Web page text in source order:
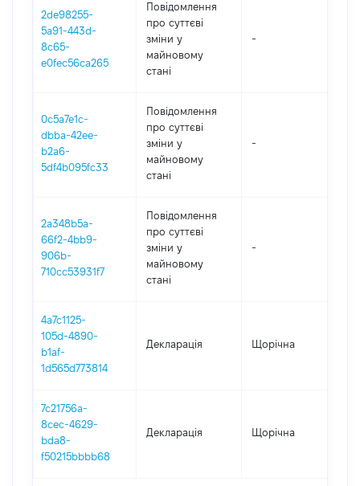
2de98255-
5a91-443d-
8c65-
e0fec56ca265
Повідомлення
про суттєві
зміни y
майновому
стані
-
0c5a7e1c-
dbba-42ee-
b2a6-
5df4b095fc33
Повідомлення
про суттєві
зміни y
майновому
стані
-
2a348b5a-
66f2-4bb9-
906b-
710cc53931f7
Повідомлення
про суттєві
зміни y
майновому
стані
-
4a7c1125-
105d-4890-
b1af-
1d565d773814
Декларація Щорічна
7c21756a-
8cec-4629-
bda8-
f50215bbbb68
Декларація Щорічна